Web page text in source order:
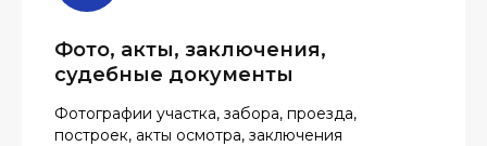
Фото, акты, заключения,
судебные документы
Фотографии участка, забора, проезда,
построек, акты осмотра, заключения